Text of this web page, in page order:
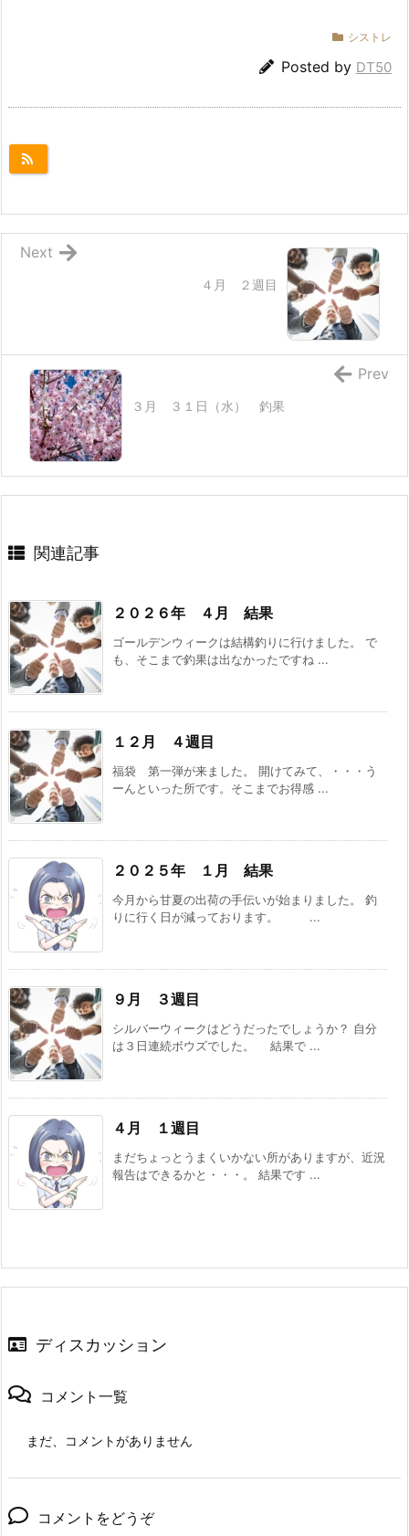
シストレ
Posted by DT50
４月 ２週目
Next
３月 ３１日（水） 釣果
Prev
関連記事
２０２６年 ４月 結果
ゴールデンウィークは結構釣りに行けました。 で
も、そこまで釣果は出なかったですね ...
１２月 ４週目
福袋 第一弾が来ました。 開けてみて、・・・う
ーんといった所です。そこまでお得感 ...
２０２５年 １月 結果
今月から甘夏の出荷の手伝いが始まりました。 釣
りに行く日が減っております。 ...
９月 ３週目
シルバーウィークはどうだったでしょうか？ 自分
は３日連続ボウズでした。 結果で ...
４月 １週目
まだちょっとうまくいかない所がありますが、近況
報告はできるかと・・・。 結果です ...
ディスカッション
コメント一覧
まだ、コメントがありません
コメントをどうぞ